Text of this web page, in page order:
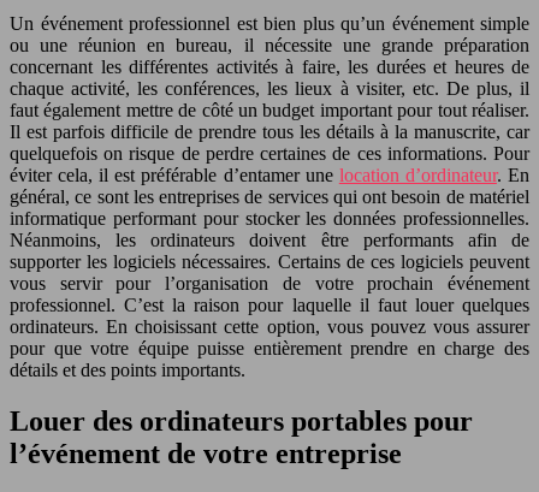
Un événement professionnel est bien plus qu’un événement simple
ou une réunion en bureau, il nécessite une grande préparation
concernant les différentes activités à faire, les durées et heures de
chaque activité, les conférences, les lieux à visiter, etc. De plus, il
faut également mettre de côté un budget important pour tout réaliser.
Il est parfois difficile de prendre tous les détails à la manuscrite, car
quelquefois on risque de perdre certaines de ces informations. Pour
éviter cela, il est préférable d’entamer une location d’ordinateur. En
général, ce sont les entreprises de services qui ont besoin de matériel
informatique performant pour stocker les données professionnelles.
Néanmoins, les ordinateurs doivent être performants afin de
supporter les logiciels nécessaires. Certains de ces logiciels peuvent
vous servir pour l’organisation de votre prochain événement
professionnel. C’est la raison pour laquelle il faut louer quelques
ordinateurs. En choisissant cette option, vous pouvez vous assurer
pour que votre équipe puisse entièrement prendre en charge des
détails et des points importants.
Louer des ordinateurs portables pour
l’événement de votre entreprise